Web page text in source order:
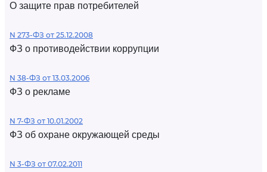
О защите прав потребителей
N 273-ФЗ от 25.12.2008
ФЗ о противодействии коррупции
N 38-ФЗ от 13.03.2006
ФЗ о рекламе
N 7-ФЗ от 10.01.2002
ФЗ об охране окружающей среды
N 3-ФЗ от 07.02.2011